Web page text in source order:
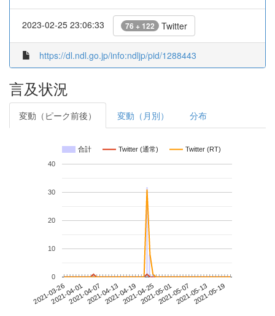
2023-02-25 23:06:33 76 + 122 Twitter
https://dl.ndl.go.jp/info:ndljp/pid/1288443
言及状況
変動（ピーク前後） 変動（月別） 分布
合計 Twitter (通常) Twitter (RT)
2021-03-262021-04-012021-04-072021-04-132021-04-192021-04-252021-05-012021-05-072021-05-132021-05-19
0
10
20
30
40